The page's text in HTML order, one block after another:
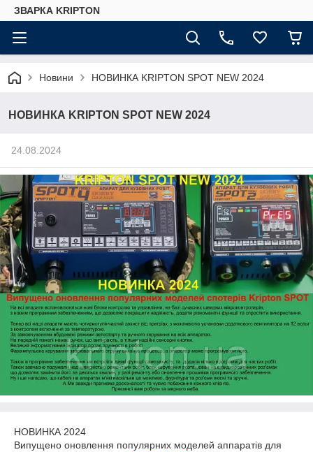
ЗВАРКА KRIPTON
Новини НОВИНКА KRIPTON SPOT NEW 2024
НОВИНКА KRIPTON SPOT NEW 2024
24.08.2024
НОВИНКА 2024
Випущено оновлення популярних моделей аппаратів для